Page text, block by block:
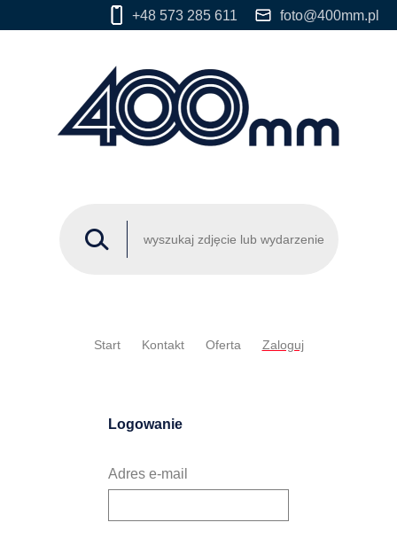
+48 573 285 611 foto@400mm.pl
Start Kontakt Oferta Zaloguj
Logowanie
Adres e-mail